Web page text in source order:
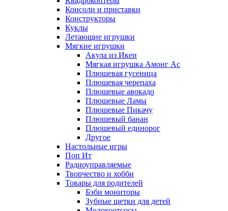
Консоли и приставки
Конструкторы
Куклы
Летающие игрушки
Мягкие игрушки
Акула из Икеи
Мягкая игрушка Амонг Ас
Плюшевая гусеница
Плюшевая черепаха
Плюшевые авокадо
Плюшевые Ламы
Плюшевые Пикачу
Плюшевый банан
Плюшевый единорог
Другое
Настольные игры
Поп Ит
Радиоуправляемые
Творчество и хобби
Товары для родителей
Бэби мониторы
Зубные щетки для детей